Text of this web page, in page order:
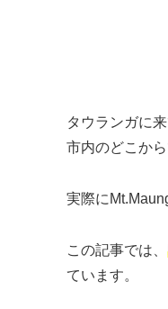
タウランガに
市内のどこか
実際に
この記事では、
ています。